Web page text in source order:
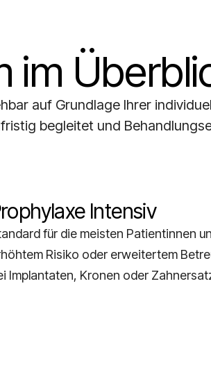
im
auf Grundlage Ihrer
begleitet und
Intensiv
für die meisten Patientinnen
Risiko oder erweitertem
Implantaten, Kronen oder